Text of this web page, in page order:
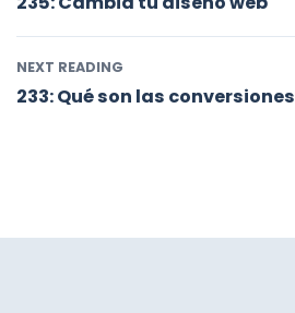
NEXT READING
233: Qué son las conversiones